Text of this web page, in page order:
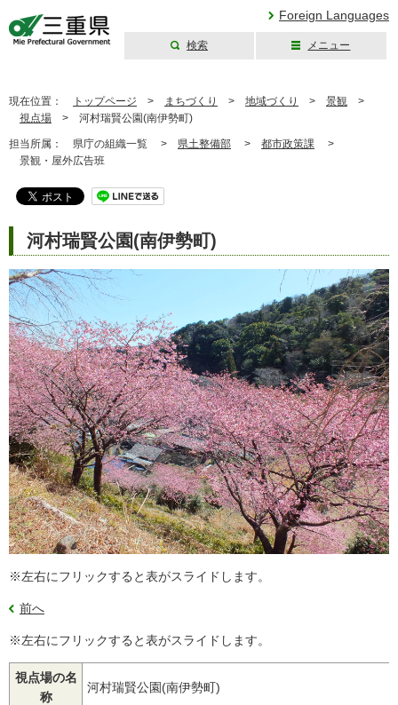
Foreign Languages
検索 メニュー
現在位置： トップページ > まちづくり > 地域づくり > 景観 >
視点場 > 河村瑞賢公園(南伊勢町)
担当所属： 県庁の組織一覧 > 県土整備部 > 都市政策課 >
景観・屋外広告班
河村瑞賢公園(南伊勢町)
※左右にフリックすると表がスライドします。
前へ
※左右にフリックすると表がスライドします。
視点場の名
称
河村瑞賢公園(南伊勢町)